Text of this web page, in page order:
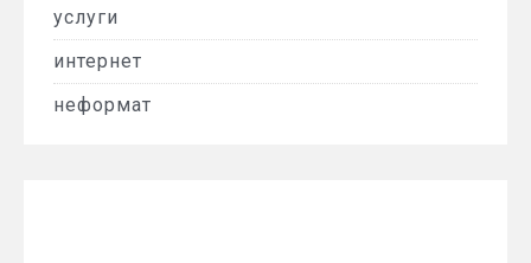
услуги
интернет
неформат